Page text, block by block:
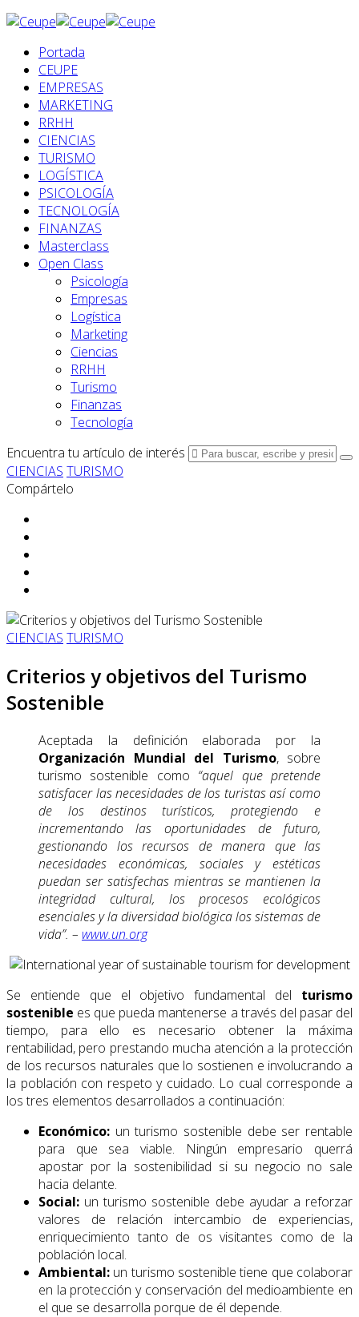
Portada
CEUPE
EMPRESAS
MARKETING
RRHH
CIENCIAS
TURISMO
LOGÍSTICA
PSICOLOGÍA
TECNOLOGÍA
FINANZAS
Masterclass
Open Class
Psicología
Empresas
Logística
Marketing
Ciencias
RRHH
Turismo
Finanzas
Tecnología
Encuentra tu artículo de interés
CIENCIAS TURISMO
Compártelo
CIENCIAS TURISMO
Criterios y objetivos del Turismo
Sostenible
Aceptada la definición elaborada por la
Organización Mundial del Turismo, sobre
turismo sostenible como “aquel que pretende
satisfacer las necesidades de los turistas así como
de los destinos turísticos, protegiendo e
incrementando las oportunidades de futuro,
gestionando los recursos de manera que las
necesidades económicas, sociales y estéticas
puedan ser satisfechas mientras se mantienen la
integridad cultural, los procesos ecológicos
esenciales y la diversidad biológica los sistemas de
vida”. – www.un.org
Se entiende que el objetivo fundamental del turismo
sostenible es que pueda mantenerse a través del pasar del
tiempo, para ello es necesario obtener la máxima
rentabilidad, pero prestando mucha atención a la protección
de los recursos naturales que lo sostienen e involucrando a
la población con respeto y cuidado. Lo cual corresponde a
los tres elementos desarrollados a continuación:
Económico: un turismo sostenible debe ser rentable
para que sea viable. Ningún empresario querrá
apostar por la sostenibilidad si su negocio no sale
hacia delante.
Social: un turismo sostenible debe ayudar a reforzar
valores de relación intercambio de experiencias,
enriquecimiento tanto de os visitantes como de la
población local.
Ambiental: un turismo sostenible tiene que colaborar
en la protección y conservación del medioambiente en
el que se desarrolla porque de él depende.